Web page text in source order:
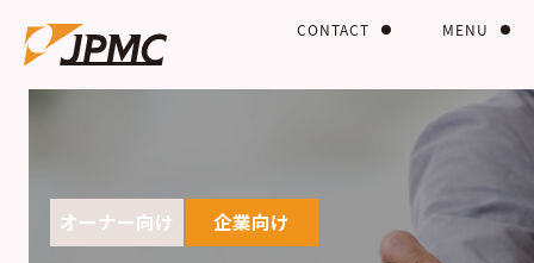
MENU
CONTACT
オーナー向け 企業向け